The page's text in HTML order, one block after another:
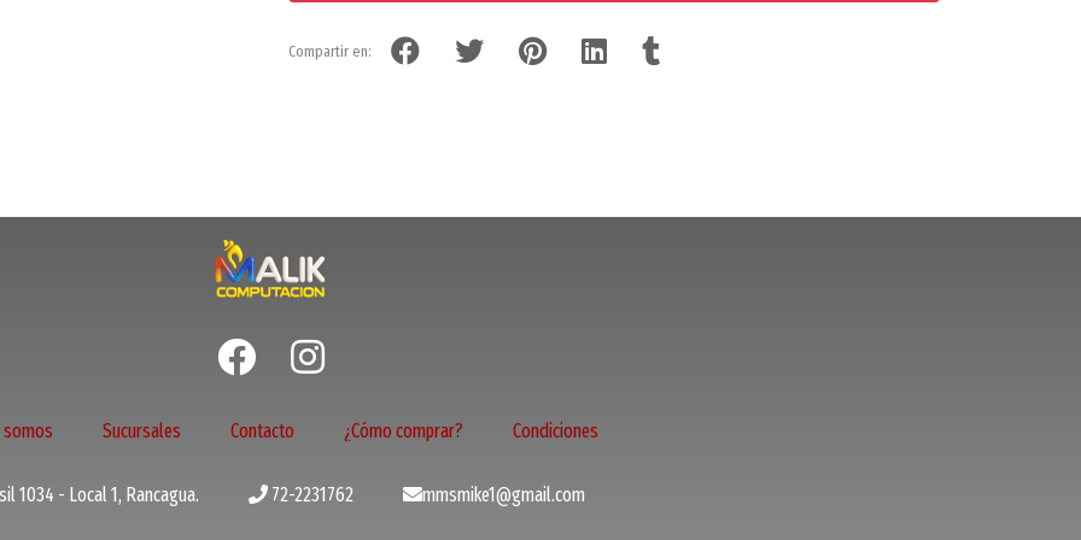
Compartir en:
somos Sucursales Contacto ¿Cómo comprar? Condiciones
1034 - Local 1, Rancagua. 72-2231762 mmsmike1@gmail.com